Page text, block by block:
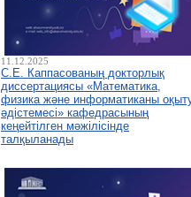
11.12.2025
С.Е. Каппасованың докторлық
диссертациясы «Математика,
физика және информатиканы
әдістемесі» кафедрасының
кеңейтілген мәжілісінде
талқыланады